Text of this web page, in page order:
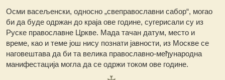
Осми васељенски, односно „свеправославни сабор“, могао
би да буде одржан до краја ове године, сугерисали су из
Руске православне Цркве. Мада тачан датум, место и
време, као и теме још нису познати јавности, из Москве се
наговештава да би та велика православно-међународна
манифестација могла да се одржи током ове године.